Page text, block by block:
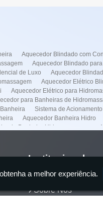
Aquecedor Blindado com
Aquecedor Blindado
de Luxo
Aquecedor
Aquecedor Elétrico
Aquecedor Elétrico para
para Banheiras de
Sistema de
Aquecedor Banheira Hidro
de Banheira Hidromassagem
Instalação de Banheira
de Banheira Jacuzzi
Manutenção de Banheira no Frei
Institucional
Home
Sobre Nós
a melhor experiência.